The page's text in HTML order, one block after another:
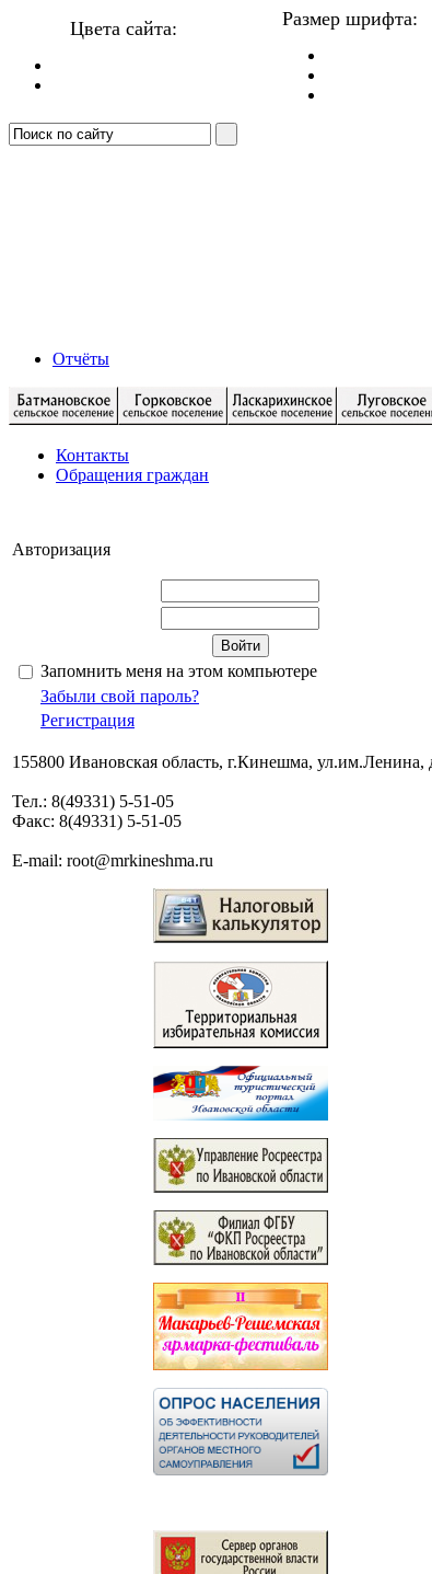
Цвета сайта: Размер шрифта:
Отчёты
Контакты
Обращения граждан
Авторизация
Запомнить меня на этом компьютере
Забыли свой пароль?
Регистрация
155800 Ивановская область, г.Кинешма, ул.им.Ленина,
Тел.: 8(49331) 5-51-05
Факс: 8(49331) 5-51-05
E-mail: root@mrkineshma.ru